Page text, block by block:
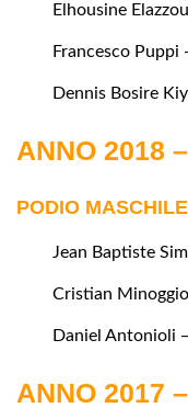
Elhousine
Francesco Puppi
Dennis Bosire
ANNO 2018
PODIO MASCHILE
Jean Baptiste
Cristian
Daniel Antonioli
ANNO 2017